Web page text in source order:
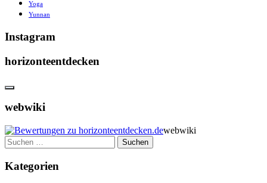
Yoga
Yunnan
Instagram
horizonteentdecken
webwiki
webwiki
Suchen
nach:
Kategorien